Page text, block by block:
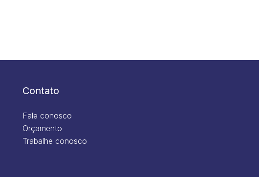
Contato
Fale conosco
Orçamento
Trabalhe conosco